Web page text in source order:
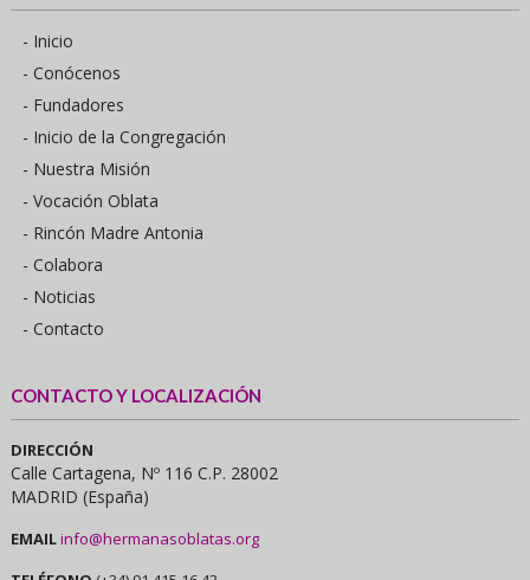
- Inicio
- Conócenos
- Fundadores
- Inicio de la Congregación
- Nuestra Misión
- Vocación Oblata
- Rincón Madre Antonia
- Colabora
- Noticias
- Contacto
CONTACTO Y LOCALIZACIÓN
DIRECCIÓN
Calle Cartagena, Nº 116 C.P. 28002
MADRID (España)
EMAILinfo@hermanasoblatas.org